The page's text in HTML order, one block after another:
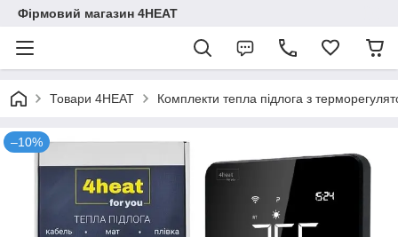
Фірмовий магазин 4HEAT
Товари 4HEAT Комплекти тепла підлога з
–10%